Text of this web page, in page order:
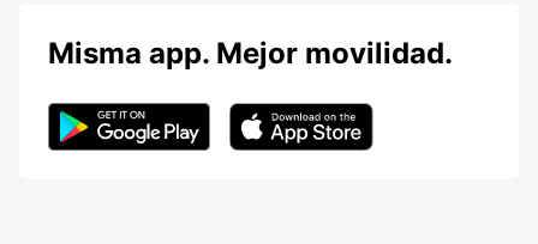
Misma app. Mejor movilidad.